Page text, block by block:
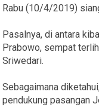
Rabu (10/4/2019)
Pasalnya, di antara
Prabowo, sempat
Sriwedari.
Sebagaimana
pendukung pasangan